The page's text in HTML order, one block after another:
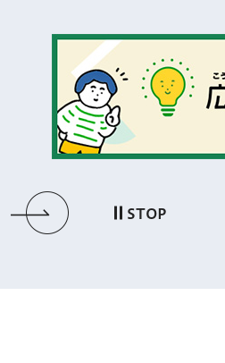
スライドを表示次のスライド
STOP